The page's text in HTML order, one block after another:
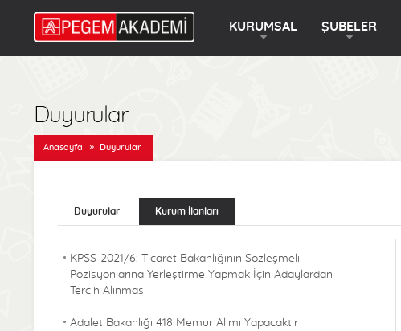
KURUMSAL ŞUBELER
Duyurular
Anasayfa Duyurular
Duyurular Kurum İlanları
KPSS-2021/6: Ticaret Bakanlığının Sözleşmeli
Pozisyonlarına Yerleştirme Yapmak İçin Adaylardan
Tercih Alınması
Adalet Bakanlığı 418 Memur Alımı Yapacaktır